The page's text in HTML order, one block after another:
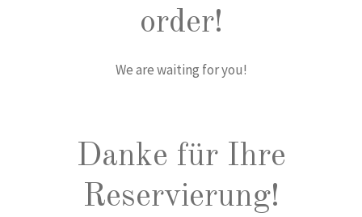
order!
We are waiting for you!
Danke für Ihre
Reservierung!